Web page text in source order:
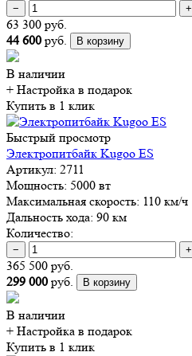
− +
63 300 руб.
44 600 руб. В корзину
В наличии
+ Настройка в подарок
Купить в 1 клик
Быстрый просмотр
Электропитбайк Kugoo ES
Артикул: 2711
Мощность: 5000 вт
Максимальная скорость: 110 км/ч
Дальность хода: 90 км
Количество:
− +
365 500 руб.
299 000 руб. В корзину
В наличии
+ Настройка в подарок
Купить в 1 клик